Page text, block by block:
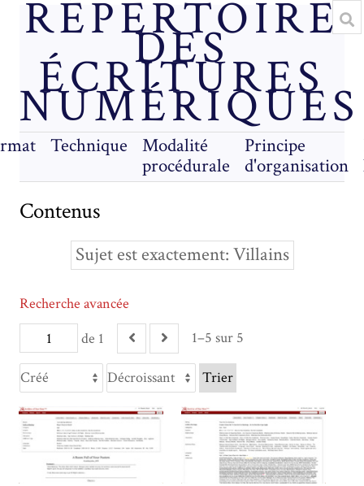
RÉPERTOIRE
DES
ÉCRITURES
NUMÉRIQUES
Technique
Modalité
procédurale
Principe
d'organisation
Contenus
Sujet est exactement Villains
de 1 1–5 sur 5
Recherche avancée
Trier